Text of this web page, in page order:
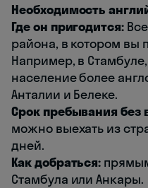
Необходимость
Где он пригодится:
района, в котором вы
Например, в
население более
Анталии и Белеке.
Срок пребывания без
можно выехать из
дней.
Как добраться:
Стамбула или Анкары.